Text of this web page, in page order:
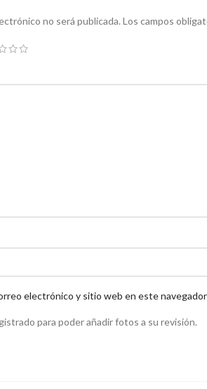
no será publicada. Los campos
electrónico y sitio web en este
para poder añadir fotos a su revisión.